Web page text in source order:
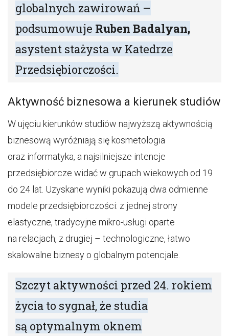
globalnych zawirowań –
podsumowuje Ruben Badalyan,
asystent stażysta w Katedrze
Przedsiębiorczości.
Aktywność biznesowa a kierunek studiów
W ujęciu kierunków studiów najwyższą aktywnością
biznesową wyróżniają się kosmetologia
oraz informatyka, a najsilniejsze intencje
przedsiębiorcze widać w grupach wiekowych od 19
do 24 lat. Uzyskane wyniki pokazują dwa odmienne
modele przedsiębiorczości: z jednej strony
elastyczne, tradycyjne mikro-usługi oparte
na relacjach, z drugiej – technologiczne, łatwo
skalowalne biznesy o globalnym potencjale.
Szczyt aktywności przed 24. rokiem
życia to sygnał, że studia
są optymalnym oknem